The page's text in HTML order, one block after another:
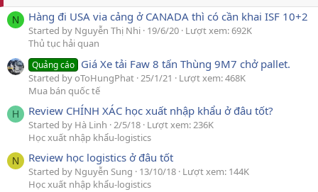
N Hàng đi USA via cảng ở CANADA thì có cần khai ISF 10+2
Started by Nguyễn Thị Nhi 19/6/20 Lượt xem: 692K
Thủ tục hải quan
Quảng cáo Giá Xe tải Faw 8 tấn Thùng 9M7 chở pallet.
Started by oToHungPhat 25/1/21
Lượt xem: 468K
Mua bán quốc tế
H Review CHÍNH XÁC học xuất nhập khẩu ở đâu tốt?
Started by Hà Linh 2/5/18 Lượt xem: 236K
Học xuất nhập khẩu-logistics
N Review học logistics ở đâu tốt
Started by Nguyễn Sung 13/10/18 Lượt xem: 144K
Học xuất nhập khẩu-logistics